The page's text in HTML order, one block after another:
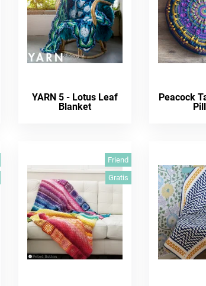
YARN 5 - Lotus Leaf
Blanket
Peacock
Friend
Gratis